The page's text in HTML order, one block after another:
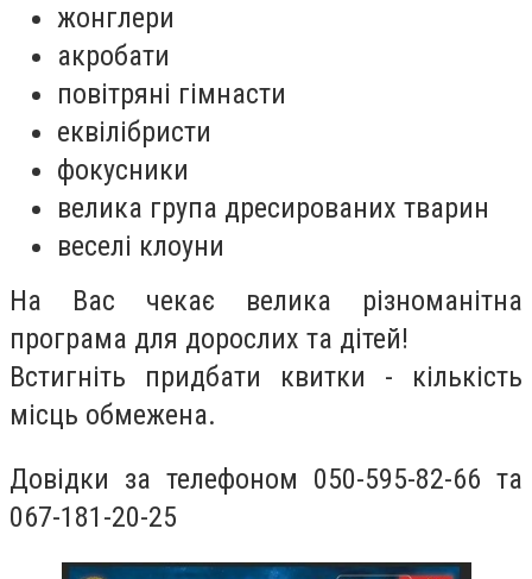
жонглери
акробати
повітряні гімнасти
еквілібристи
фокусники
велика група дресированих тварин
веселі клоуни
На Вас чекає велика різноманітна
програма для дорослих та дітей!
Встигніть придбати квитки - кількість
місць обмежена.
Довідки за телефоном 050-595-82-66 та
067-181-20-25